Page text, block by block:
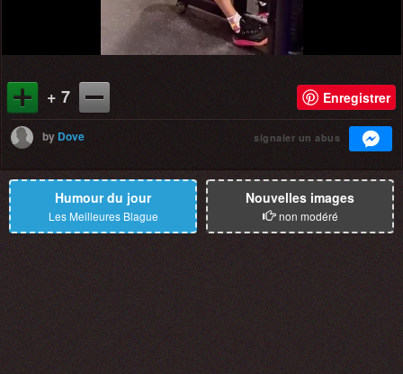
+ 7 Enregistrer
by Dove signaler un abus
Humour du jour
Les Meilleures Blague
Nouvelles images
non modéré